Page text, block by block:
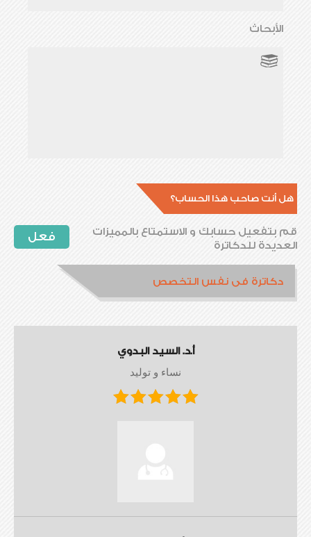
الأبحاث
هل أنت صاحب هذا الحساب؟
فعل
قم بتفعيل حسابك و الاستمتاع بالمميزات
العديدة للدكاترة
دكاترة فى نفس التخصص
أ.د. السيد البدوي
نساء و توليد